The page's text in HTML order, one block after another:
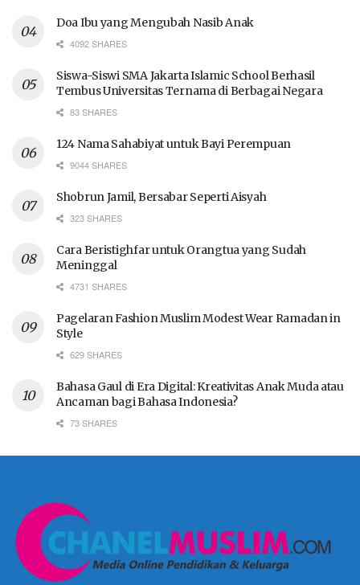
Doa Ibu yang Mengubah Nasib Anak
4092 SHARES
Siswa-Siswi SMA Jakarta Islamic School Berhasil
Tembus Universitas Ternama di Berbagai Negara
83 SHARES
124 Nama Sahabiyat untuk Bayi Perempuan
9044 SHARES
Shobrun Jamil, Bersabar Seperti Aisyah
323 SHARES
Cara Beristighfar untuk Orangtua yang Sudah
Meninggal
4731 SHARES
Pagelaran Fashion Muslim Modest Wear Ramadan in
Style
629 SHARES
Bahasa Gaul di Era Digital: Kreativitas Anak Muda atau
Ancaman bagi Bahasa Indonesia?
73 SHARES